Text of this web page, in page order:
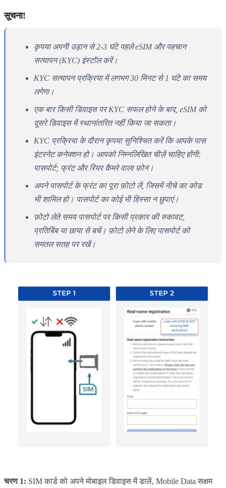
सूचना!
कृपया अपनी उड़ान से 2-3 घंटे पहले eSIM और पहचान
सत्यापन (KYC) इंस्टॉल करें।
KYC सत्यापन प्रक्रिया में लगभग 30 मिनट से 1 घंटे का समय
लगेगा।
एक बार किसी डिवाइस पर KYC सफल होने के बाद, eSIM को
दूसरे डिवाइस में स्थानांतरित नहीं किया जा सकता।
KYC प्रक्रिया के दौरान कृपया सुनिश्चित करें कि आपके पास
इंटरनेट कनेक्शन हो। आपको निम्नलिखित चीज़ें चाहिए होंगी:
पासपोर्ट; फ्रंट और रियर कैमरे वाला फ़ोन।
अपने पासपोर्ट के फ्रंट का पूरा फ़ोटो लें, जिसमें नीचे का कोड
भी शामिल हो। पासपोर्ट का कोई भी हिस्सा न छुपाएं।
फ़ोटो लेते समय पासपोर्ट पर किसी प्रकार की रुकावट,
प्रतिबिंब या छाया से बचें। फ़ोटो लेने के लिए पासपोर्ट को
समतल सतह पर रखें।
चरण 1: SIM कार्ड को अपने मोबाइल डिवाइस में डालें, Mobile Data सक्षम